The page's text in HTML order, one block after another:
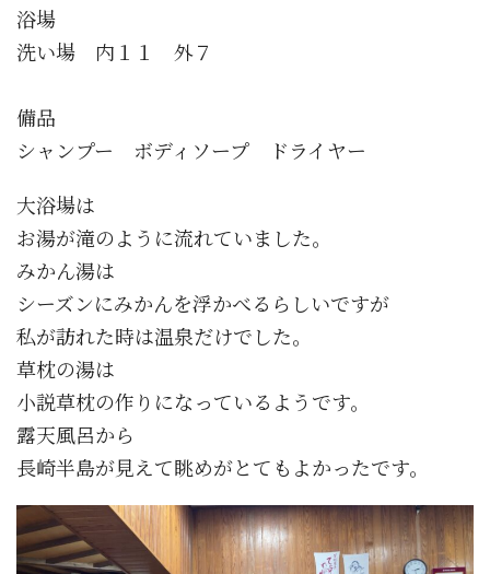
浴場
洗い場 内１１ 外７
備品
シャンプー ボディソープ ドライヤー
大浴場は
お湯が滝のように流れていました。
みかん湯は
シーズンにみかんを浮かべるらしいですが
私が訪れた時は温泉だけでした。
草枕の湯は
小説草枕の作りになっているようです。
露天風呂から
長崎半島が見えて眺めがとてもよかったです。